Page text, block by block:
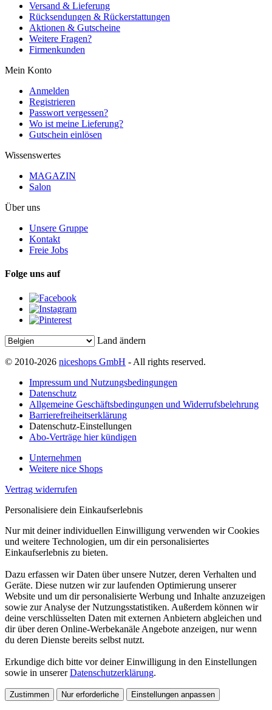
Versand & Lieferung
Rücksendungen & Rückerstattungen
Aktionen & Gutscheine
Weitere Fragen?
Firmenkunden
Mein Konto
Anmelden
Registrieren
Passwort vergessen?
Wo ist meine Lieferung?
Gutschein einlösen
Wissenswertes
MAGAZIN
Salon
Über uns
Unsere Gruppe
Kontakt
Freie Jobs
Folge uns auf
Land ändern
© 2010-2026 niceshops GmbH - All rights reserved.
Impressum und Nutzungsbedingungen
Datenschutz
Allgemeine Geschäftsbedingungen und Widerrufsbelehrung
Barrierefreiheitserklärung
Datenschutz-Einstellungen
Abo-Verträge hier kündigen
Unternehmen
Weitere nice Shops
Vertrag widerrufen
Personalisiere dein Einkaufserlebnis
Nur mit deiner individuellen Einwilligung verwenden wir Cookies
und weitere Technologien, um dir ein personalisiertes
Einkaufserlebnis zu bieten.
Dazu erfassen wir Daten über unsere Nutzer, deren Verhalten und
Geräte. Diese nutzen wir zur laufenden Optimierung unserer
Website und um dir personalisierte Werbung und Inhalte anzuzeigen
sowie zur Analyse der Nutzungsstatistiken. Außerdem können wir
deine verschlüsselten Daten mit externen Anbietern abgleichen und
dir über deren Online-Werbekanäle Angebote anzeigen, nur wenn
du deren Dienste bereits selbst nutzt.
Erkundige dich bitte vor deiner Einwilligung in den Einstellungen
sowie in unsererDatenschutzerklärung.
Zustimmen Nur erforderliche Einstellungen anpassen